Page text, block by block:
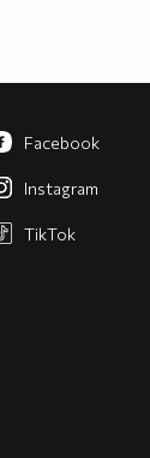
Facebook
Instagram
TikTok